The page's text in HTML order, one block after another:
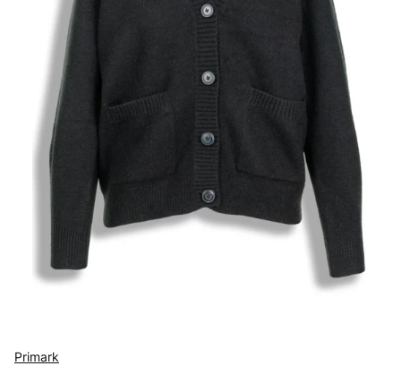
Primark